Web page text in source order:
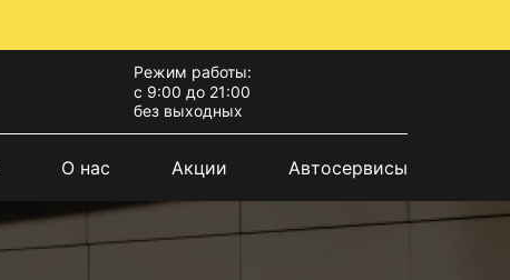
Режим работы:
с 9:00 до 21:00
без выходных
О нас Акции Автосервисы